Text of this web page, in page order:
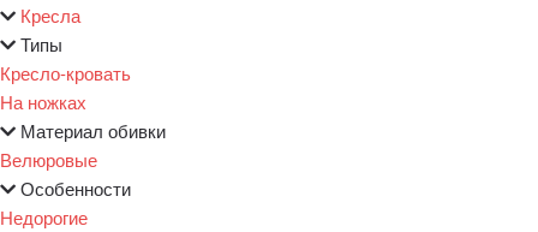
Кресла
Типы
Кресло-кровать
На ножках
Материал обивки
Велюровые
Особенности
Недорогие